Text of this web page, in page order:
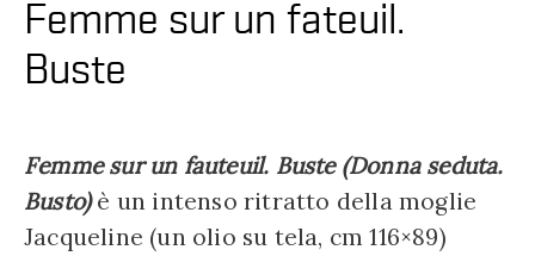
Femme sur un fateuil.
Buste
Femme sur un fauteuil. Buste (Donna seduta.
Busto)è un intenso ritratto della moglie
Jacqueline (un olio su tela, cm 116×89)